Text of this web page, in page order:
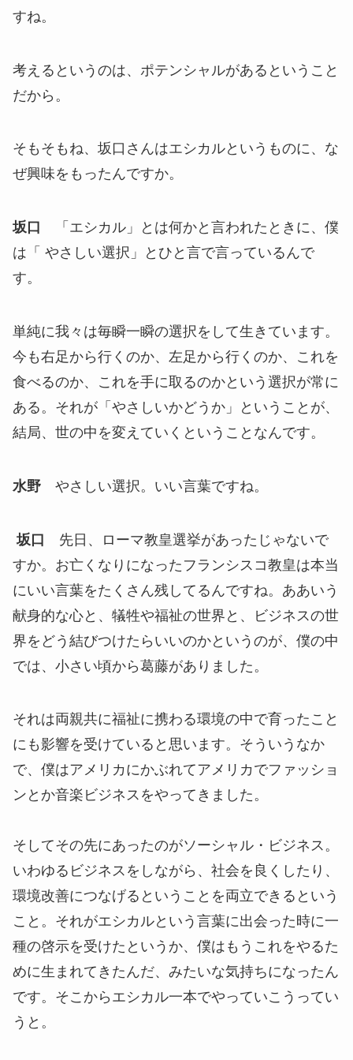
すね。
考えるというのは、ポテンシャルがあるということ
だから。
そもそもね、坂口さんはエシカルというものに、な
ぜ興味をもったんですか。
坂口
「エシカル」とは何かと言われたときに、僕
は「 やさしい選択」とひと言で言っているんで
す。
単純に我々は毎瞬一瞬の選択をして生きています。
今も右足から行くのか、左足から行くのか、これを
食べるのか、これを手に取るのかという選択が常に
ある。それが「やさしいかどうか」ということが、
結局、世の中を変えていくということなんです。
水野 やさしい選択。いい言葉ですね。
坂口 先日、ローマ教皇選挙があったじゃないで
すか。お亡くなりになったフランシスコ教皇は本当
にいい言葉をたくさん残してるんですね。ああいう
献身的な心と、犠牲や福祉の世界と、ビジネスの世
界をどう結びつけたらいいのかというのが、僕の中
では、小さい頃から葛藤がありました。
それは両親共に福祉に携わる環境の中で育ったこと
にも影響を受けていると思います。そういうなか
で、僕はアメリカにかぶれてアメリカでファッショ
ンとか音楽ビジネスをやってきました。
そしてその先にあったのがソーシャル・ビジネス。
いわゆるビジネスをしながら、社会を良くしたり、
環境改善につなげるということを両立できるという
こと。それがエシカルという言葉に出会った時に一
種の啓示を受けたというか、僕はもうこれをやるた
めに生まれてきたんだ、みたいな気持ちになったん
です。そこからエシカル一本でやっていこうってい
うと。